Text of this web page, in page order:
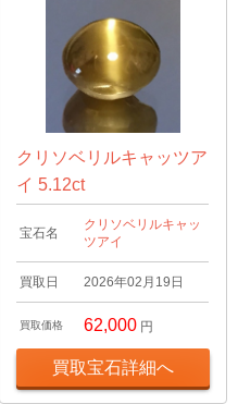
クリソベリルキャッツア
イ 5.12ct
宝石名
クリソベリルキャッ
ツアイ
買取日 2026年02月19日
買取価格 62,000 円
買取宝石詳細へ